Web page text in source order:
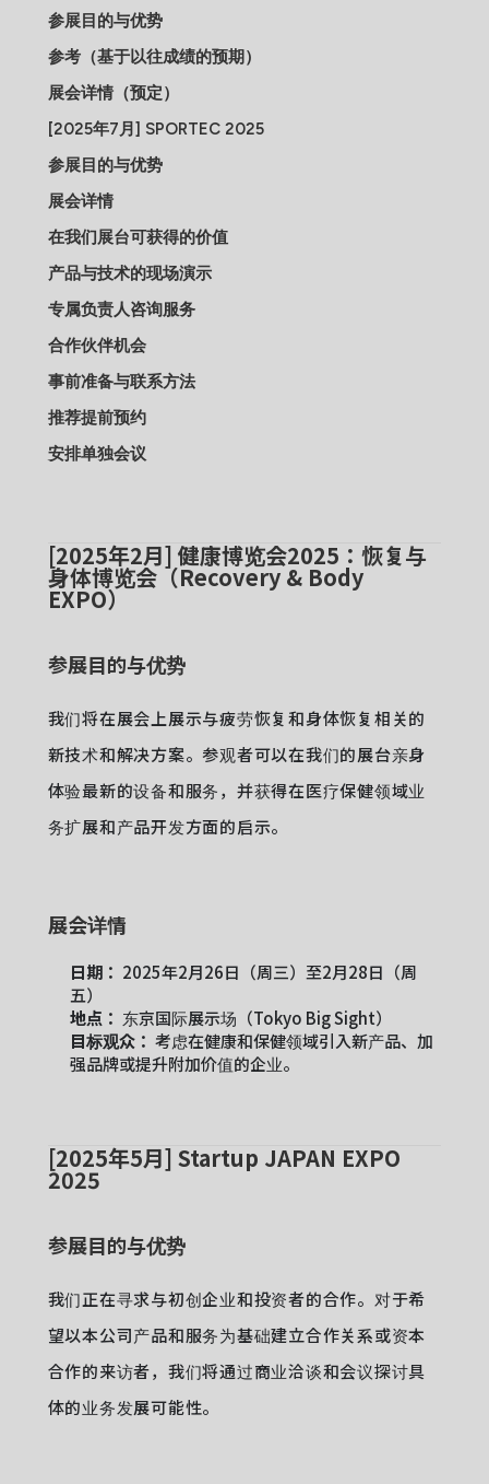
参展目的与优势
参考（基于以往成绩的预期）
展会详情（预定）
[2025年7月] SPORTEC 2025
参展目的与优势
展会详情
在我们展台可获得的价值
产品与技术的现场演示
专属负责人咨询服务
合作伙伴机会
事前准备与联系方法
推荐提前预约
安排单独会议
[2025年2月] 健康博览会2025：恢复与
身体博览会（Recovery & Body
EXPO）
参展目的与优势
我们将在展会上展示与疲劳恢复和身体恢复相关的
新技术和解决方案。参观者可以在我们的展台亲身
体验最新的设备和服务，并获得在医疗保健领域业
务扩展和产品开发方面的启示。
展会详情
日期： 2025年2月26日（周三）至2月28日（周
五）
地点： 东京国际展示场（Tokyo Big Sight）
目标观众： 考虑在健康和保健领域引入新产品、加
强品牌或提升附加价值的企业。
[2025年5月] Startup JAPAN EXPO
2025
参展目的与优势
我们正在寻求与初创企业和投资者的合作。对于希
望以本公司产品和服务为基础建立合作关系或资本
合作的来访者，我们将通过商业洽谈和会议探讨具
体的业务发展可能性。